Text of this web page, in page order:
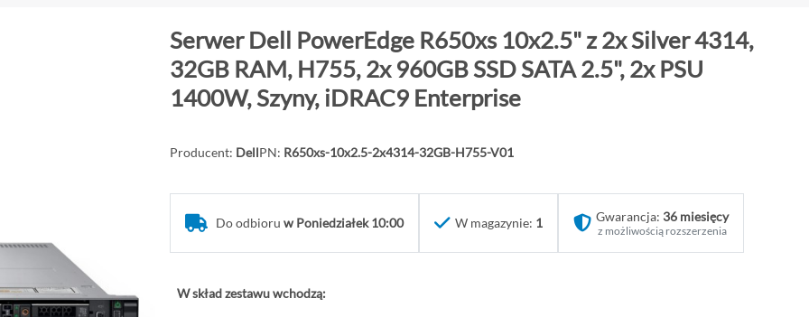
Serwer Dell PowerEdge R650xs 10x2.5" z 2x Silver 4314,
32GB RAM, H755, 2x 960GB SSD SATA 2.5", 2x PSU
1400W, Szyny, iDRAC9 Enterprise
Producent: DellPN: R650xs-10x2.5-2x4314-32GB-H755-V01
Do odbioru w Poniedziałek 10:00 W magazynie: 1 Gwarancja: 36 miesięcy
z możliwością rozszerzenia
W skład zestawu wchodzą: